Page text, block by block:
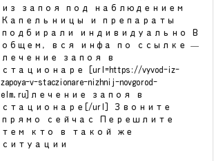
из запоя под наблюдением
Капельницы и препараты
подбирали индивидуально В
общем, вся инфа по ссылке —
лечение запоя в
стационаре [url=https://vyvod-iz-
zapoya-v-staczionare-nizhnij-novgorod-
elm.ru]лечение запоя в
стационаре[/url] Звоните
прямо сейчас Перешлите
тем кто в такой же
ситуации